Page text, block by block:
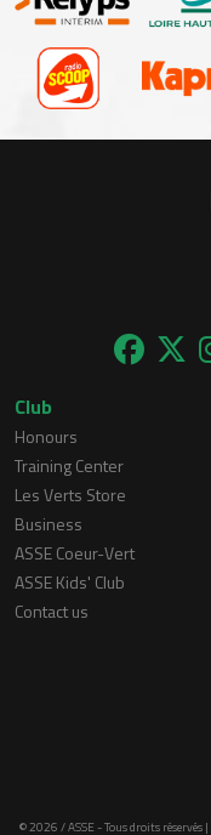
Club
Honours
Training Center
Les Verts Store
Business
ASSE Coeur-Vert
ASSE Kids' Club
Contact us
© 2026 / ASSE - Tous droits réservés |